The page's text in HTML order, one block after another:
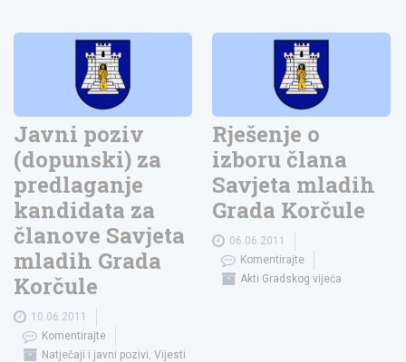
Javni poziv
(dopunski) za
predlaganje
kandidata za
članove Savjeta
mladih Grada
Korčule
10.06.2011
Komentirajte
Natječaji i javni pozivi Vijesti
Rješenje o
izboru člana
Savjeta mladih
Grada Korčule
06.06.2011
Komentirajte
Akti Gradskog vijeća